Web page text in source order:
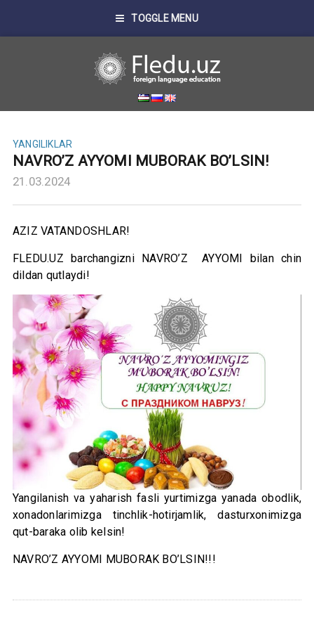
TOGGLE MENU
YANGILIKLAR
NAVRO’Z AYYOMI MUBORAK BO’LSIN!
21.03.2024
AZIZ VATANDOSHLAR!
FLEDU.UZ barchangizni NAVRO’Z AYYOMI bilan chin
dildan qutlaydi!
Yangilanish va yaharish fasli yurtimizga yanada obodlik,
xonadonlarimizga tinchlik-hotirjamlik, dasturxonimizga
qut-baraka olib kelsin!
NAVRO’Z AYYOMI MUBORAK BO’LSIN!!!